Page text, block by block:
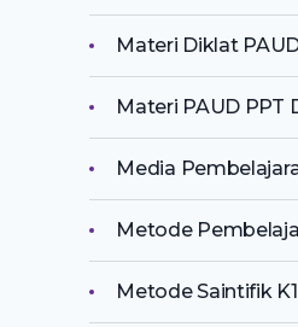
Materi Diklat
Materi PAUD PPT
Media
Metode
Metode Saintifik